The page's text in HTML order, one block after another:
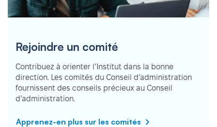
Rejoindre un comité
Contribuez à orienter l’Institut dans la bonne
direction. Les comités du Conseil d’administration
fournissent des conseils précieux au Conseil
d’administration.
Apprenez-en plus sur les comités